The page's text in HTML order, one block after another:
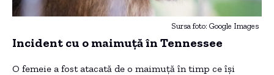
Sursa foto: Google Images
Incident cu o maimuță în Tennessee
O femeie a fost atacată de o maimuță în timp ce își